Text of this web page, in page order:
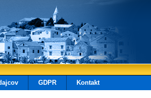
GDPR Kontakt